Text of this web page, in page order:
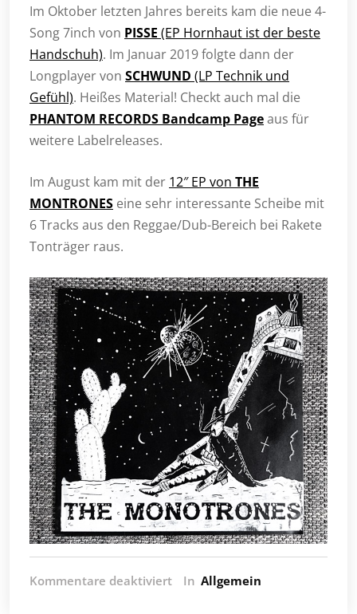
Im Oktober letzten Jahres bereits kam die neue 4-
Song 7inch von PISSE (EP Hornhaut ist der beste
Handschuh). Im Januar 2019 folgte dann der
Longplayer von SCHWUND (LP Technik und
Gefühl). Heißes Material! Checkt auch mal die
PHANTOM RECORDS Bandcamp Pageaus für
weitere Labelreleases.
Im August kam mit der 12″ EP von THE
MONTRONES eine sehr interessante Scheibe mit
6 Tracks aus den Reggae/Dub-Bereich bei Rakete
Tonträger raus.
Kommentare deaktiviertfürIn Allgemein